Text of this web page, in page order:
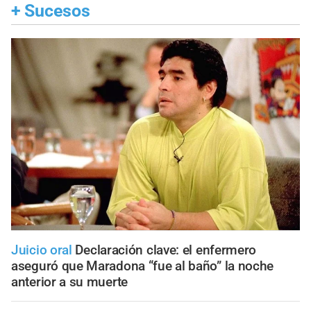
+ Sucesos
Juicio oral Declaración clave: el enfermero
aseguró que Maradona “fue al baño” la noche
anterior a su muerte